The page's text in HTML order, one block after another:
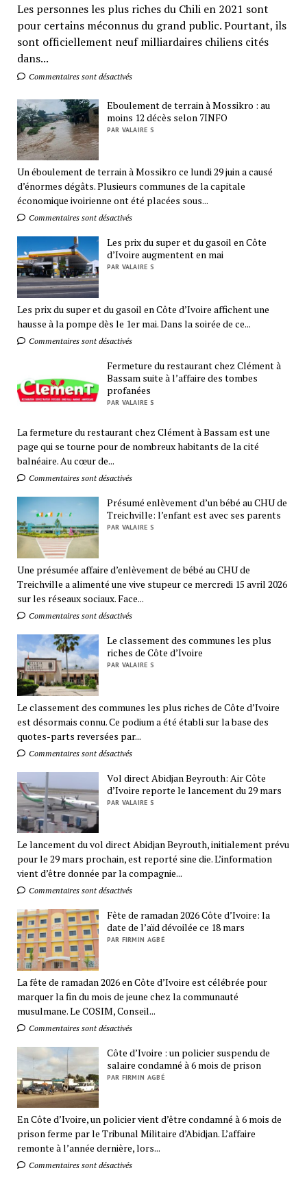
Les personnes les plus riches du Chili en 2021 sont
pour certains méconnus du grand public. Pourtant, ils
sont officiellement neuf milliardaires chiliens cités
dans...
Commentaires sont désactivés
Eboulement de terrain à Mossikro : au
moins 12 décès selon 7INFO
PAR VALAIRE S
Un éboulement de terrain à Mossikro ce lundi 29 juin a causé
d’énormes dégâts. Plusieurs communes de la capitale
économique ivoirienne ont été placées sous...
Commentaires sont désactivés
Les prix du super et du gasoil en Côte
d’Ivoire augmentent en mai
PAR VALAIRE S
Les prix du super et du gasoil en Côte d’Ivoire affichent une
hausse à la pompe dès le 1er mai. Dans la soirée de ce...
Commentaires sont désactivés
Fermeture du restaurant chez Clément à
Bassam suite à l’affaire des tombes
profanées
PAR VALAIRE S
La fermeture du restaurant chez Clément à Bassam est une
page qui se tourne pour de nombreux habitants de la cité
balnéaire. Au cœur de...
Commentaires sont désactivés
Présumé enlèvement d’un bébé au CHU de
Treichville: l’enfant est avec ses parents
PAR VALAIRE S
Une présumée affaire d’enlèvement de bébé au CHU de
Treichville a alimenté une vive stupeur ce mercredi 15 avril 2026
sur les réseaux sociaux. Face...
Commentaires sont désactivés
Le classement des communes les plus
riches de Côte d’Ivoire
PAR VALAIRE S
Le classement des communes les plus riches de Côte d’Ivoire
est désormais connu. Ce podium a été établi sur la base des
quotes-parts reversées par...
Commentaires sont désactivés
Vol direct Abidjan Beyrouth: Air Côte
d’Ivoire reporte le lancement du 29 mars
PAR VALAIRE S
Le lancement du vol direct Abidjan Beyrouth, initialement prévu
pour le 29 mars prochain, est reporté sine die. L’information
vient d’être donnée par la compagnie...
Commentaires sont désactivés
Fête de ramadan 2026 Côte d’Ivoire: la
date de l’aïd dévoilée ce 18 mars
PAR FIRMIN AGBÉ
La fête de ramadan 2026 en Côte d’Ivoire est célébrée pour
marquer la fin du mois de jeune chez la communauté
musulmane. Le COSIM, Conseil...
Commentaires sont désactivés
Côte d’Ivoire : un policier suspendu de
salaire condamné à 6 mois de prison
PAR FIRMIN AGBÉ
En Côte d’Ivoire, un policier vient d’être condamné à 6 mois de
prison ferme par le Tribunal Militaire d’Abidjan. L’affaire
remonte à l’année dernière, lors...
Commentaires sont désactivés